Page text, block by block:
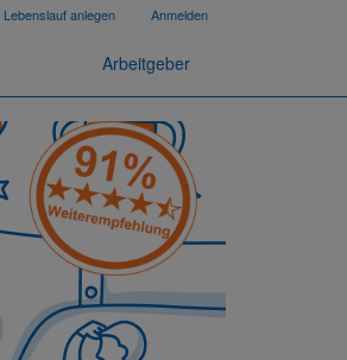
Lebenslauf anlegen Anmelden
Arbeitgeber